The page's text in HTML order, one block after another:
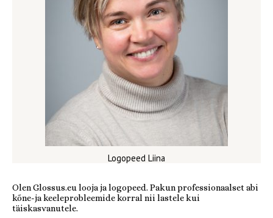
Logopeed Liina
Olen Glossus.eu looja ja logopeed. Pakun professionaalset abi
kõne-ja keeleprobleemide korral nii lastele kui
täiskasvanutele.